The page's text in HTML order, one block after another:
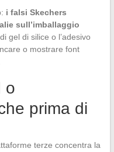
i falsi Skechers
sull’imballaggio
gel di silice o l’adesivo
o mostrare font
o
prima di
terze concentra la